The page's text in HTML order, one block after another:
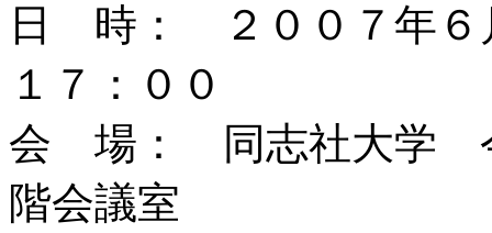
日 時： ２００７年６
１７：００
会 場： 同志社大学
階会議室